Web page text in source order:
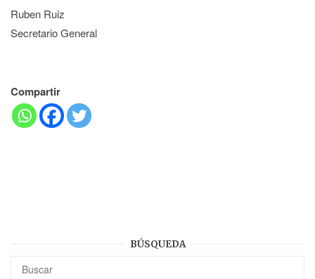
Ruben Ruiz
Secretario General
Compartir
BÚSQUEDA